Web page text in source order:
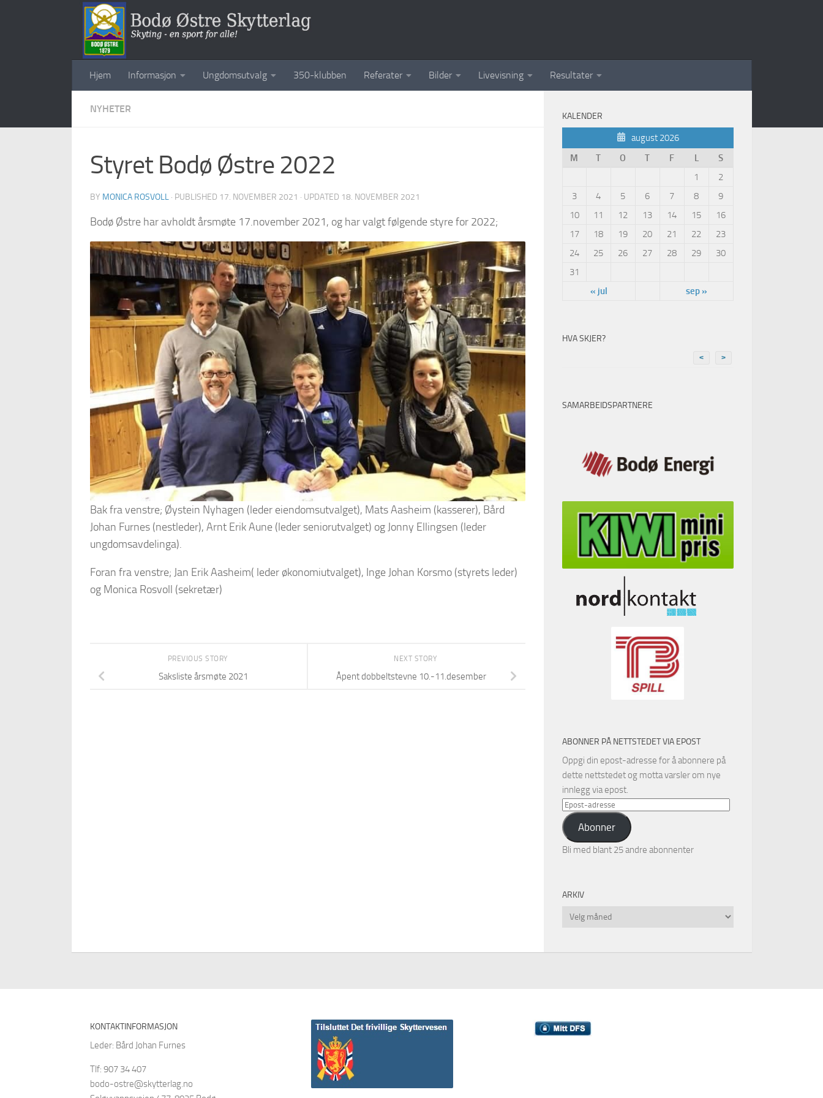
Hjem Informasjon Ungdomsutvalg 350-klubben Referater Bilder Livevisning Resultater
NYHETER
Styret Bodø Østre 2022
BY MONICA ROSVOLL · PUBLISHED 17. NOVEMBER 2021 · UPDATED 18. NOVEMBER 2021
Bodø Østre har avholdt årsmøte 17.november 2021, og har valgt følgende styre for 2022;
Bak fra venstre; Øystein Nyhagen (leder eiendomsutvalget), Mats Aasheim (kasserer), Bård
Johan Furnes (nestleder), Arnt Erik Aune (leder seniorutvalget) og Jonny Ellingsen (leder
ungdomsavdelinga).
Foran fra venstre; Jan Erik Aasheim( leder økonomiutvalget), Inge Johan Korsmo (styrets leder)
og Monica Rosvoll (sekretær)
NEXT STORY
Åpent dobbeltstevne 10.-11.desember
PREVIOUS STORY
Saksliste årsmøte 2021
KALENDER
august 2026
M
T O T F L
S
1
2
3
4 5 6 7 8
9
10
11 12 13 14 15
16
17
18 19 20 21 22
23
24
25 26 27 28 29
30
31
« jul
sep »
HVA SKJER?
< >
SAMARBEIDSPARTNERE
ABONNER PÅ NETTSTEDET VIA EPOST
Oppgi din epost-adresse for å abonnere på
dette nettstedet og motta varsler om nye
innlegg via epost.
Epost-
adresse
Abonner
Bli med blant 25 andre abonnenter
ARKIV
Arkiv
KONTAKTINFORMASJON
Leder: Bård Johan Furnes
Tlf: 907 34 407
bodo-ostre@skytterlag.no